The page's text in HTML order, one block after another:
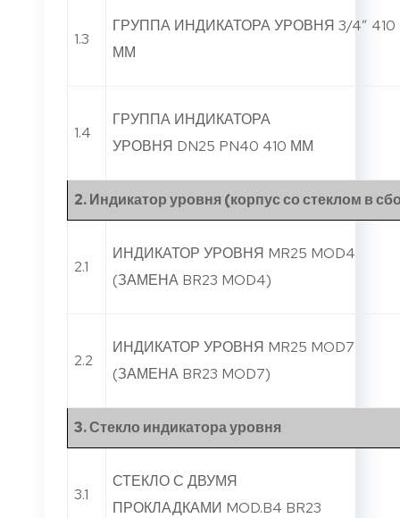
1.3
ГРУППА ИНДИКАТОРА УРОВНЯ 3/4” 410
ММ
1.4
ГРУППА ИНДИКАТОРА
УРОВНЯ DN25 PN40 410 ММ
2. Индикатор уровня (корпус со стеклом в
2.1
ИНДИКАТОР УРОВНЯ MR25 MOD4
(ЗАМЕНА BR23 MOD4)
2.2
ИНДИКАТОР УРОВНЯ MR25 MOD7
(ЗАМЕНА BR23 MOD7)
3. Стекло индикатора уровня
3.1
СТЕКЛО С ДВУМЯ
ПРОКЛАДКАМИ MOD.B4 BR23